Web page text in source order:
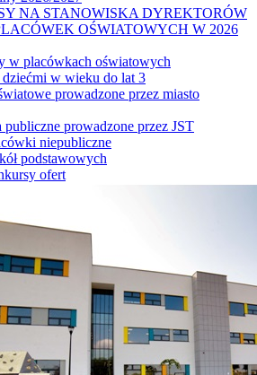
NA STANOWISKA DYREKTORÓW
OŚWIATOWYCH W 2026
w placówkach oświatowych
dziećmi w wieku do lat 3
prowadzone przez miasto
publiczne prowadzone przez JST
niepubliczne
podstawowych
ofert